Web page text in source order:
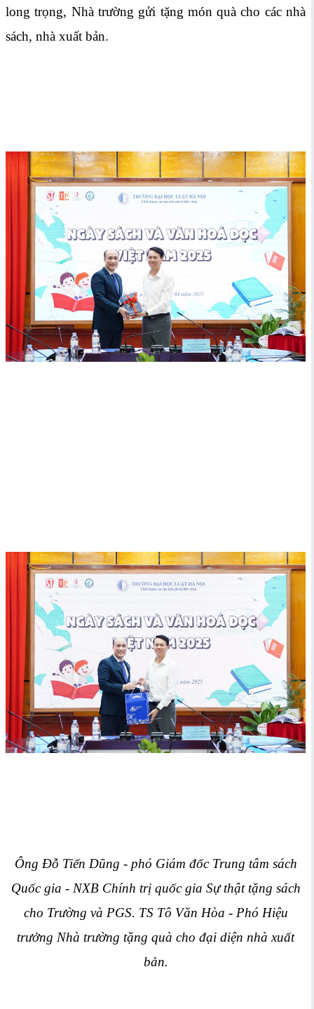
long trọng, Nhà trường gửi tặng món quà cho các nhà
sách, nhà xuất bản.
Ông Đỗ Tiến Dũng - phó Giám đốc Trung tâm sách
Quốc gia - NXB Chính trị quốc gia Sự thật tặng sách
cho Trường và PGS. TS Tô Văn Hòa - Phó Hiệu
trưởng Nhà trường tặng quà cho đại diện nhà xuất
bản.